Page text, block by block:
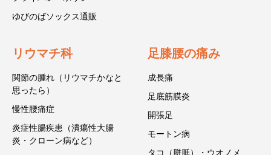
ゆびのばソックス通販
リウマチ科
関節の腫れ（リウマチかなと
思ったら）
慢性腰痛症
炎症性腸疾患（潰瘍性大腸
炎・クローン病など）
足膝腰の痛み
成長痛
足底筋膜炎
開張足
モートン病
タコ（胼胝）・ウオノメ